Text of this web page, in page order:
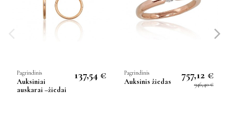
Pagrindinis
Auksiniai
auskarai –žiedai
137,54 € Pagrindinis
Auksinis žiedas
757,12 €
946,40 €